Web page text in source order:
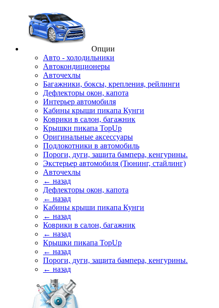
Опции
Авто - холодильники
Автокондиционеры
Авточехлы
Багажники, боксы, крепления, рейлинги
Дефлекторы окон, капота
Интерьер автомобиля
Кабины крыши пикапа Кунги
Коврики в салон, багажник
Крышки пикапа TopUp
Оригинальные аксессуары
Подлокотники в автомобиль
Пороги, дуги, защита бампера, кенгурины.
Экстерьер автомобиля (Тюнинг, стайлинг)
Авточехлы
← назад
Дефлекторы окон, капота
← назад
Кабины крыши пикапа Кунги
← назад
Коврики в салон, багажник
← назад
Крышки пикапа TopUp
← назад
Пороги, дуги, защита бампера, кенгурины.
← назад